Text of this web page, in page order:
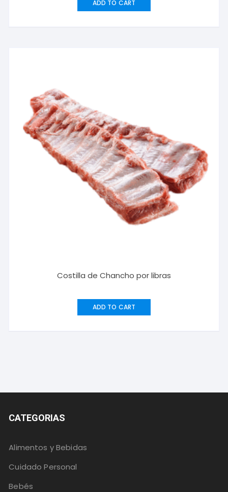
ADD TO CART
Costilla de Chancho por libras
ADD TO CART
CATEGORIAS
Alimentos y Bebidas
Cuidado Personal
Bebés